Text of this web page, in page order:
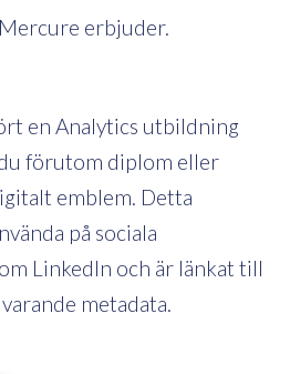
erbjuder.
en Analytics utbildning
förutom diplom eller
emblem. Detta
på sociala
LinkedIn och är länkat till
metadata.